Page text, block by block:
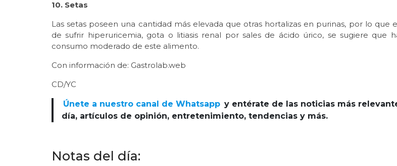
10. Setas
Las setas poseen una cantidad más elevada que otras hortalizas en purinas, por lo que
de sufrir hiperuricemia, gota o litiasis renal por sales de ácido úrico, se sugiere que
consumo moderado de este alimento.
Con información de: Gastrolab.web
CD/YC
Únete a nuestro canal de Whatsapp y entérate de las noticias más
día, artículos de opinión, entretenimiento, tendencias y más.
Notas del día: